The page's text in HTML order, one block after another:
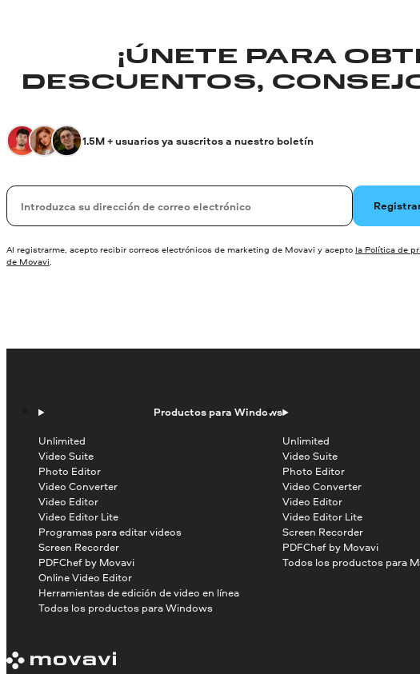
¡ÚNETE PARA
DESCUENTOS,
1.5M + usuarios ya suscritos a nuestro boletín
Su correo electrónico
Al registrarme, acepto recibir correos electrónicos de marketing de Movavi y acepto la Política de
de Movavi.
Productos para Windows
Unlimited
Video Suite
Photo Editor
Video Converter
Video Editor
Video Editor Lite
Programas para editar videos
Screen Recorder
PDFChef by Movavi
Online Video Editor
Herramientas de edición de video en línea
Todos los productos para Windows
Unlimited
Video Suite
Photo Editor
Video Converter
Video Editor
Video Editor Lite
Screen Recorder
PDFChef by Movavi
Todos los productos para